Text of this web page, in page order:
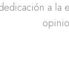
a la